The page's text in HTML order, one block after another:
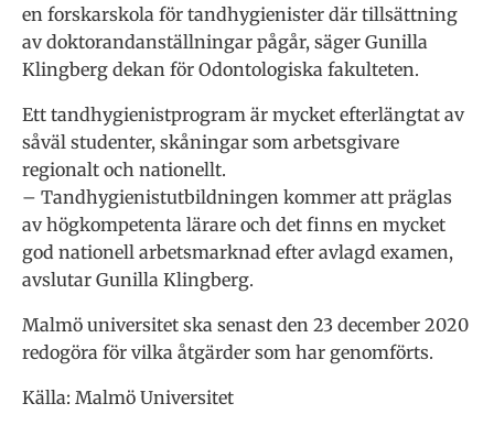
en forskarskola för tandhygienister där tillsättning
av doktorandanställningar pågår, säger Gunilla
Klingberg dekan för Odontologiska fakulteten.
Ett tandhygienistprogram är mycket efterlängtat av
såväl studenter, skåningar som arbetsgivare
regionalt och nationellt.
– Tandhygienistutbildningen kommer att präglas
av högkompetenta lärare och det finns en mycket
god nationell arbetsmarknad efter avlagd examen,
avslutar Gunilla Klingberg.
Malmö universitet ska senast den 23 december 2020
redogöra för vilka åtgärder som har genomförts.
Källa: Malmö Universitet